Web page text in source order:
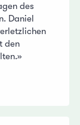
des
Daniel
den